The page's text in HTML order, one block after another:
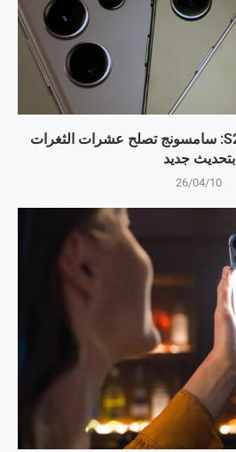
جالكسي S25، S24، S23: سامسونج تصلح عشرات الثغرات
بتحديث جديد
26/04/10